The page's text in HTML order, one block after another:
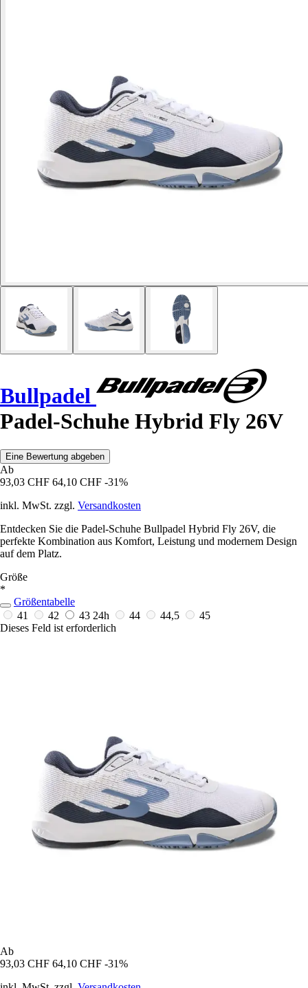
Bullpadel
Padel-Schuhe Hybrid Fly 26V
Eine Bewertung abgeben
Ab
93,03 CHF 64,10 CHF -31%
inkl. MwSt. zzgl. Versandkosten
Entdecken Sie die Padel-Schuhe Bullpadel Hybrid Fly 26V, die
perfekte Kombination aus Komfort, Leistung und modernem Design
auf dem Platz.
Größe
*
Größentabelle
41
42 43 24h 44 44,5
45
Dieses Feld ist erforderlich
Ab
93,03 CHF 64,10 CHF -31%